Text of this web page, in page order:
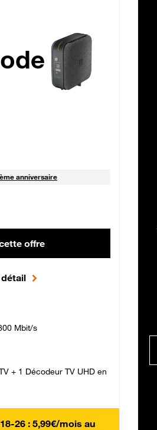
Fibre_18_26
anniversaire
offre
détail
Mbit/s
+ 1 Décodeur TV UHD en
26 : 5,99€/mois au